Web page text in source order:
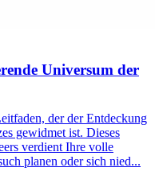
Universum der
der der Entdeckung
gewidmet ist. Dieses
verdient Ihre volle
planen oder sich nied...